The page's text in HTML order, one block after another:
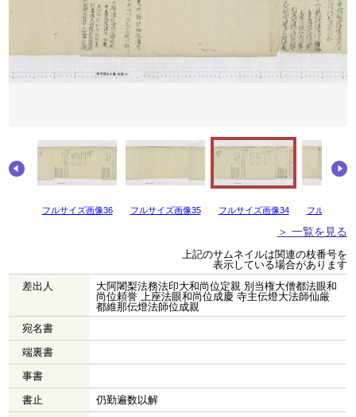
フルサイズ画像36 フルサイズ画像35 フルサイズ画像34 フルサイズ
＞ 一覧を見る
上記のサムネイルは関連の枝番号を
表示している場合があります
差出人
大阿闍梨法務法印大和尚位定親 別当権大僧都法眼和
尚位頼誉 上座法眼和尚位成慶 寺主伝燈大法師仙厳
都維那伝燈法師位成親
宛名書
端裏書
事書
書止
仍勤遍数以解